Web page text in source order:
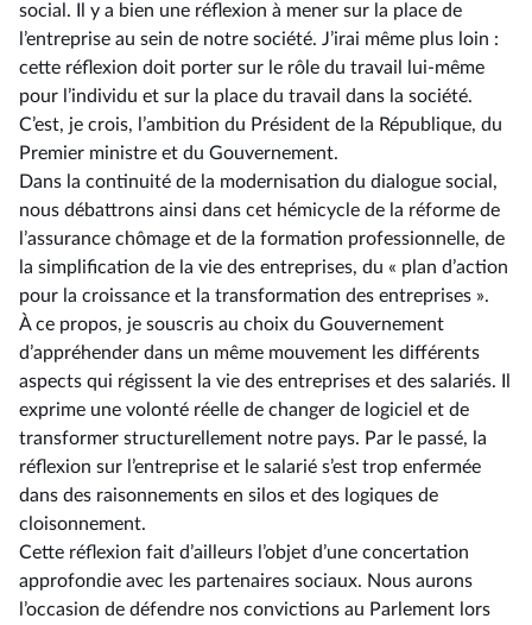
social. Il y a bien une réflexion à mener sur la place de
l’entreprise au sein de notre société. J’irai même plus loin :
cette réflexion doit porter sur le rôle du travail lui-même
pour l’individu et sur la place du travail dans la société.
C’est, je crois, l’ambition du Président de la République, du
Premier ministre et du Gouvernement.
Dans la continuité de la modernisation du dialogue social,
nous débattrons ainsi dans cet hémicycle de la réforme de
l’assurance chômage et de la formation professionnelle, de
la simplification de la vie des entreprises, du « plan d’action
pour la croissance et la transformation des entreprises ».
À ce propos, je souscris au choix du Gouvernement
d’appréhender dans un même mouvement les différents
aspects qui régissent la vie des entreprises et des salariés. Il
exprime une volonté réelle de changer de logiciel et de
transformer structurellement notre pays. Par le passé, la
réflexion sur l’entreprise et le salarié s’est trop enfermée
dans des raisonnements en silos et des logiques de
cloisonnement.
Cette réflexion fait d’ailleurs l’objet d’une concertation
approfondie avec les partenaires sociaux. Nous aurons
l’occasion de défendre nos convictions au Parlement lors